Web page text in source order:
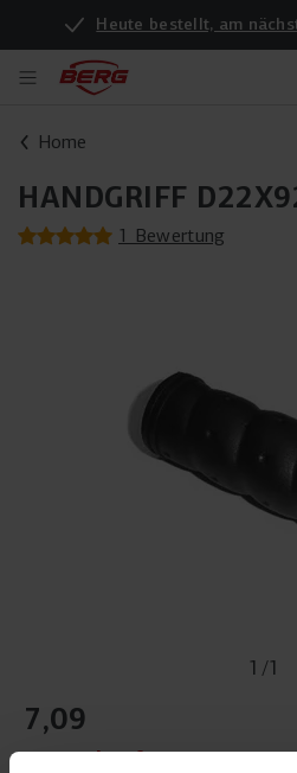
Heute bestellt, am
Home
HANDGRIFF
1 Bewertung
1 /1
7,09
Ausverkauft